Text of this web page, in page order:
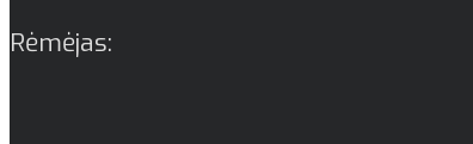
Rėmėjas: